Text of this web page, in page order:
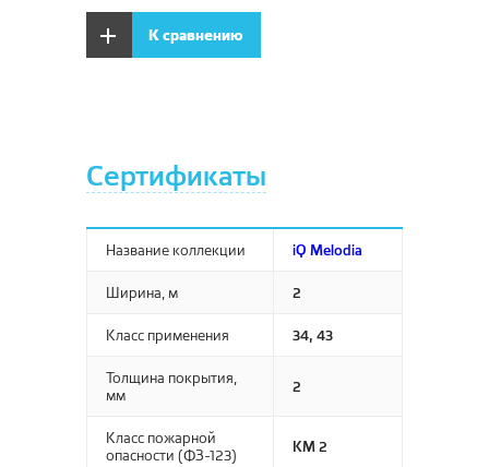
Glory
Soft
Версаль
Премиум
Bosfor Group
Плинтус МДФ Bosfor
К сравнению
Сертификаты
Название коллекции iQ Melodia
Ширина, м 2
Класс применения 34, 43
Толщина покрытия,
мм
2
Класс пожарной
опасности (ФЗ-123)
КМ 2